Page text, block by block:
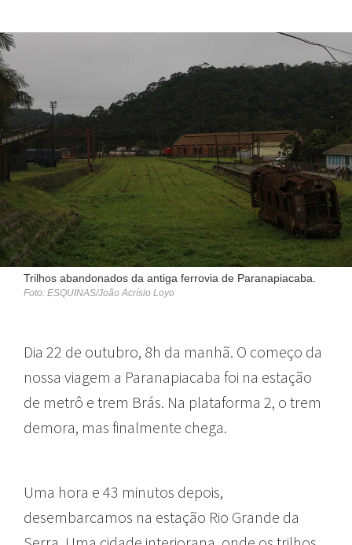
Trilhos abandonados da antiga ferrovia de Paranapiacaba.
Foto: ESQUINAS/João Acrísio Loyo
Dia 22 de outubro, 8h da manhã. O começo da
nossa viagem a Paranapiacaba foi na estação
de metrô e trem Brás. Na plataforma 2, o trem
demora, mas finalmente chega.
Uma hora e 43 minutos depois,
desembarcamos na estação Rio Grande da